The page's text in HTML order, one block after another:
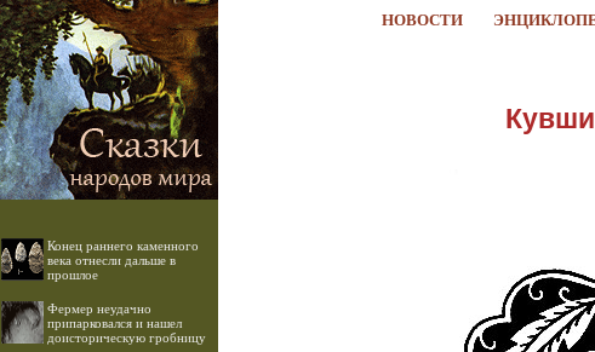
НОВОСТИ
Конец раннего каменного
века отнесли дальше в
прошлое
Фермер неудачно
припарковался и нашел
доисторическую гробницу